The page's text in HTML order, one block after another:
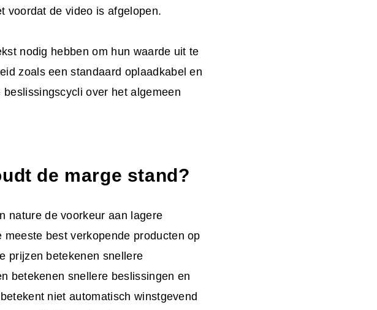
voordat de video is afgelopen.
nodig hebben om hun waarde uit te
zoals een standaard oplaadkabel en
over het algemeen
de marge stand?
nature de voorkeur aan lagere
best verkopende producten op
prijzen betekenen snellere
betekenen snellere beslissingen en
niet automatisch winstgevend